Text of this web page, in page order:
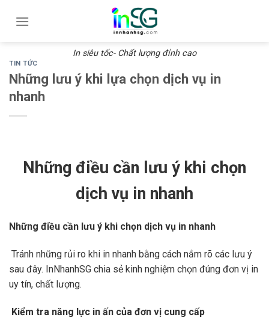
In siêu tốc- Chất lượng đỉnh cao
TIN TỨC
Những lưu ý khi lựa chọn dịch vụ in
nhanh
Những điều cần lưu ý khi chọn
dịch vụ in nhanh
Những điều cần lưu ý khi chọn dịch vụ in nhanh
Tránh những rủi ro khi in nhanh bằng cách nắm rõ các lưu ý
sau đây. InNhanhSG chia sẻ kinh nghiệm chọn đúng đơn vị in
uy tín, chất lượng.
Kiểm tra năng lực in ấn của đơn vị cung cấp